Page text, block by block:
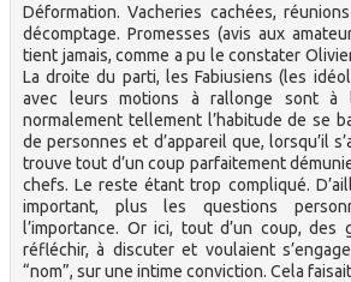
Déformation. Vacheries cachées,
décomptage. Promesses (avis aux
tient jamais, comme a pu le constater
La droite du parti, les Fabiusiens (les
avec leurs motions à rallonge sont à
normalement tellement l’habitude de se
de personnes et d’appareil que, lorsqu’il
trouve tout d’un coup parfaitement
chefs. Le reste étant trop compliqué.
important, plus les questions
l’importance. Or ici, tout d’un coup, des
réfléchir, à discuter et voulaient
“nom”, sur une intime conviction. Cela